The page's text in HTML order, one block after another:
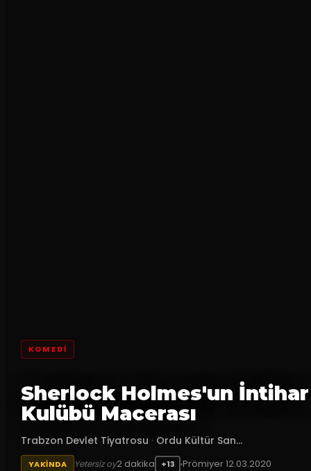
KOMEDI
Sherlock Holmes'un İntihar
Kulübü Macerası
Trabzon Devlet Tiyatrosu · Ordu Kültür San...
YAKINDA Yetersiz oy2 dakika +13 Prömiyer12.03.2020